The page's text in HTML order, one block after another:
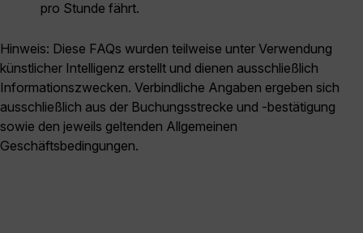
pro Stunde fährt.
Hinweis: Diese FAQs wurden teilweise unter Verwendung
künstlicher Intelligenz erstellt und dienen ausschließlich
Informationszwecken. Verbindliche Angaben ergeben sich
ausschließlich aus der Buchungsstrecke und -bestätigung
sowie den jeweils geltenden Allgemeinen
Geschäftsbedingungen.